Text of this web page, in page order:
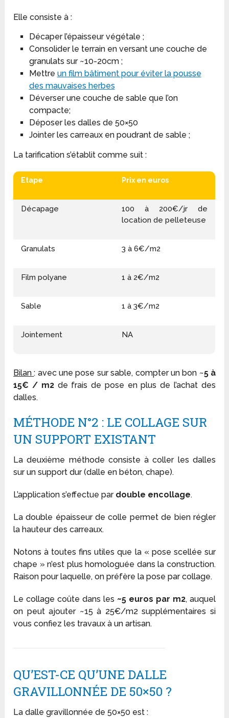
Elle consiste à :
Décaper l’épaisseur végétale ;
Consolider le terrain en versant une couche de
granulats sur ~10-20cm ;
Mettre un film bâtiment pour éviter la pousse
des mauvaises herbes
Déverser une couche de sable que l’on
compacte;
Déposer les dalles de 50×50
Jointer les carreaux en poudrant de sable ;
La tarification s’établit comme suit :
Etape Prix en euros
Décapage
100 à 200€/jr de
location de pelleteuse
Granulats 3 à 6€/m2
Film polyane 1 à 2€/m2
Sable 1 à 3€/m2
Jointement NA
Bilan: avec une pose sur sable, compter un bon ~5 à
15€ / m2de frais de pose en plus de l’achat des
dalles.
MÉTHODE N°2 : LE COLLAGE SUR
UN SUPPORT EXISTANT
La deuxième méthode consiste à coller les dalles
sur un support dur (dalle en béton, chape).
L’application s’effectue par double encollage.
La double épaisseur de colle permet de bien régler
la hauteur des carreaux.
Notons à toutes fins utiles que la « pose scellée sur
chape » n’est plus homologuée dans la construction.
Raison pour laquelle, on préfère la pose par collage.
Le collage coûte dans les ~5 euros par m2, auquel
on peut ajouter ~15 à 25€/m2 supplémentaires si
vous confiez les travaux à un artisan.
QU’EST-CE QU’UNE DALLE
GRAVILLONNÉE DE 50×50 ?
La dalle gravillonnée de 50×50 est :